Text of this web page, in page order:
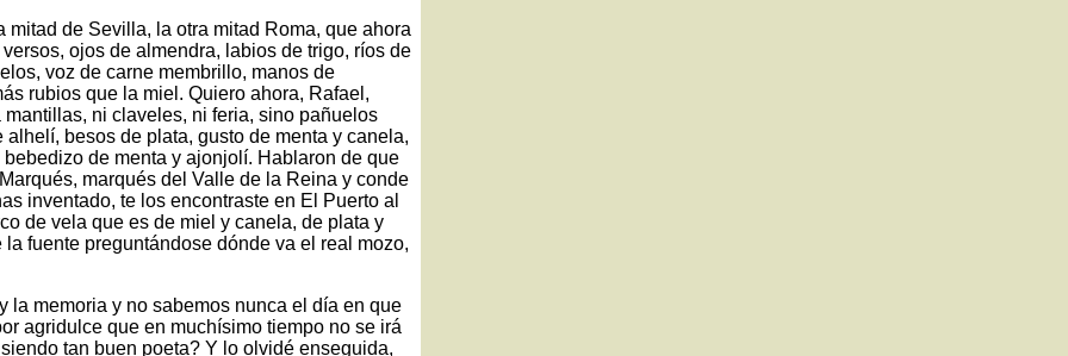
de Sevilla, la otra mitad Roma, que ahora
ojos de almendra, labios de trigo, ríos de
voz de carne membrillo, manos de
rubios que la miel. Quiero ahora, Rafael,
ni claveles, ni feria, sino pañuelos
besos de plata, gusto de menta y canela,
de menta y ajonjolí. Hablaron de que
marqués del Valle de la Reina y conde
inventado, te los encontraste en El Puerto al
de vela que es de miel y canela, de plata y
fuente preguntándose dónde va el real mozo,
la memoria y no sabemos nunca el día en que
agridulce que en muchísimo tiempo no se irá
tan buen poeta? Y lo olvidé enseguida,